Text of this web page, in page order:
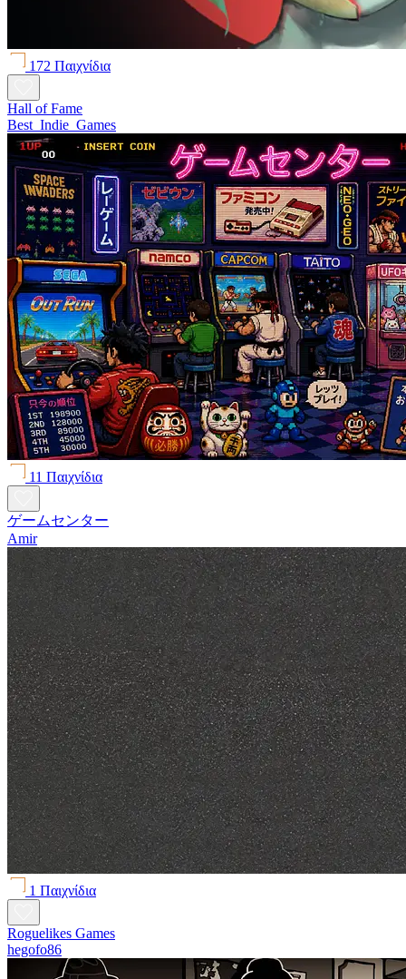
172 Παιχνίδια
Hall of Fame
Best_Indie_Games
11 Παιχνίδια
ゲームセンター
Amir
1 Παιχνίδια
Roguelikes Games
hegofo86